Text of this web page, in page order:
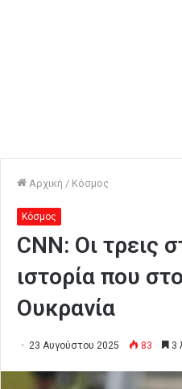
Αρχική / Κόσμος
Κόσμος
CNN: Οι τρεις
ιστορία που
Ουκρανία
23 Αυγούστου 2025 83 3